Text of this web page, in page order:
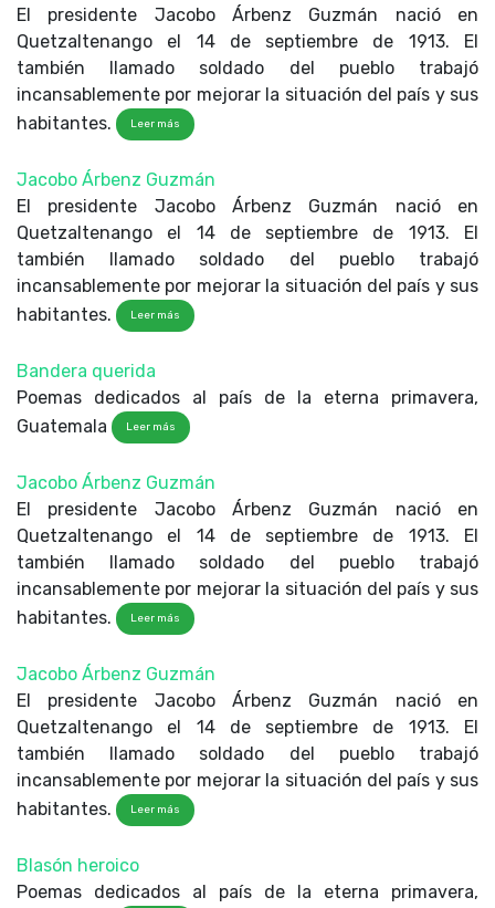
El presidente Jacobo Árbenz Guzmán nació en
Quetzaltenango el 14 de septiembre de 1913. El
también llamado soldado del pueblo trabajó
incansablemente por mejorar la situación del país y sus
habitantes.
Leer más
Jacobo Árbenz Guzmán
El presidente Jacobo Árbenz Guzmán nació en
Quetzaltenango el 14 de septiembre de 1913. El
también llamado soldado del pueblo trabajó
incansablemente por mejorar la situación del país y sus
habitantes.
Leer más
Bandera querida
Poemas dedicados al país de la eterna primavera,
Guatemala
Leer más
Jacobo Árbenz Guzmán
El presidente Jacobo Árbenz Guzmán nació en
Quetzaltenango el 14 de septiembre de 1913. El
también llamado soldado del pueblo trabajó
incansablemente por mejorar la situación del país y sus
habitantes.
Leer más
Jacobo Árbenz Guzmán
El presidente Jacobo Árbenz Guzmán nació en
Quetzaltenango el 14 de septiembre de 1913. El
también llamado soldado del pueblo trabajó
incansablemente por mejorar la situación del país y sus
habitantes.
Leer más
Blasón heroico
Poemas dedicados al país de la eterna primavera,